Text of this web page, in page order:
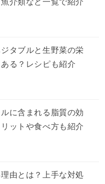
介類など一覧で紹介
タブルと生野菜の栄
る？レシピも紹介
に含まれる脂質の効
ットや食べ方も紹介
由とは？上手な対処